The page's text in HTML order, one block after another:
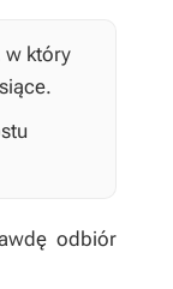
w który
odbiór